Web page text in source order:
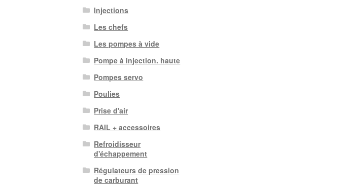
Injections
Les chefs
Les pompes à vide
Pompe à injection. haute
Pompes servo
Poulies
Prise d'air
RAIL + accessoires
Refroidisseur
d'échappement
Régulateurs de pression
de carburant